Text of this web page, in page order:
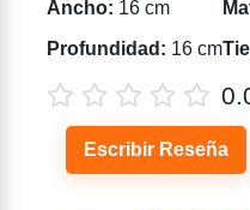
Ancho: 16 cm
Profundidad: 16 cm
Escribir Reseña